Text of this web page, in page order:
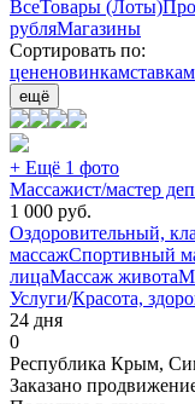
ВсеТовары (Лоты)
рубляМагазины
Сортировать по:
цененовинкамставкам
ещё
+ Ещё 1 фото
Массажист/мастер
1 000 руб.
Оздоровительный,
массажСпортивный
лицаМассаж живота
Услуги/Красота,
24 дня
0
Республика Крым,
Заказано